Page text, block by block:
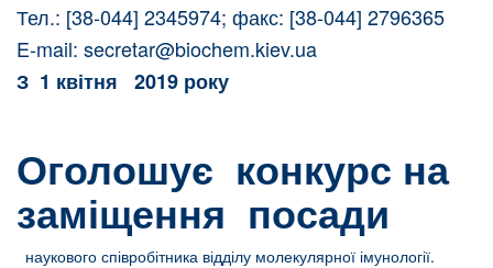
Тел.: [38-044] 2345974; факс: [38-044] 2796365
E-mail: secretar@biochem.kiev.ua
З 1 квітня 2019 року
Оголошує конкурс на
заміщення посади
наукового співробітника відділу молекулярної імунології.